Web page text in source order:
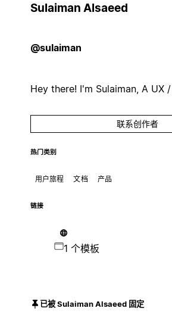
Sulaiman Alsaeed
@sulaiman
Hey there! I'm Sulaiman, A UX
联系创作者
热门类别
用户旅程 文档 产品
链接
1 个模板
已被 Sulaiman Alsaeed 固定